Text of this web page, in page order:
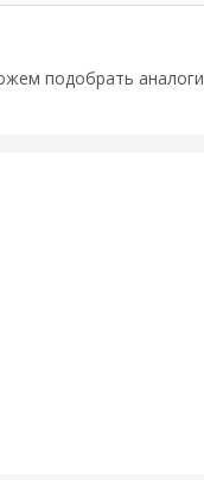
подобрать